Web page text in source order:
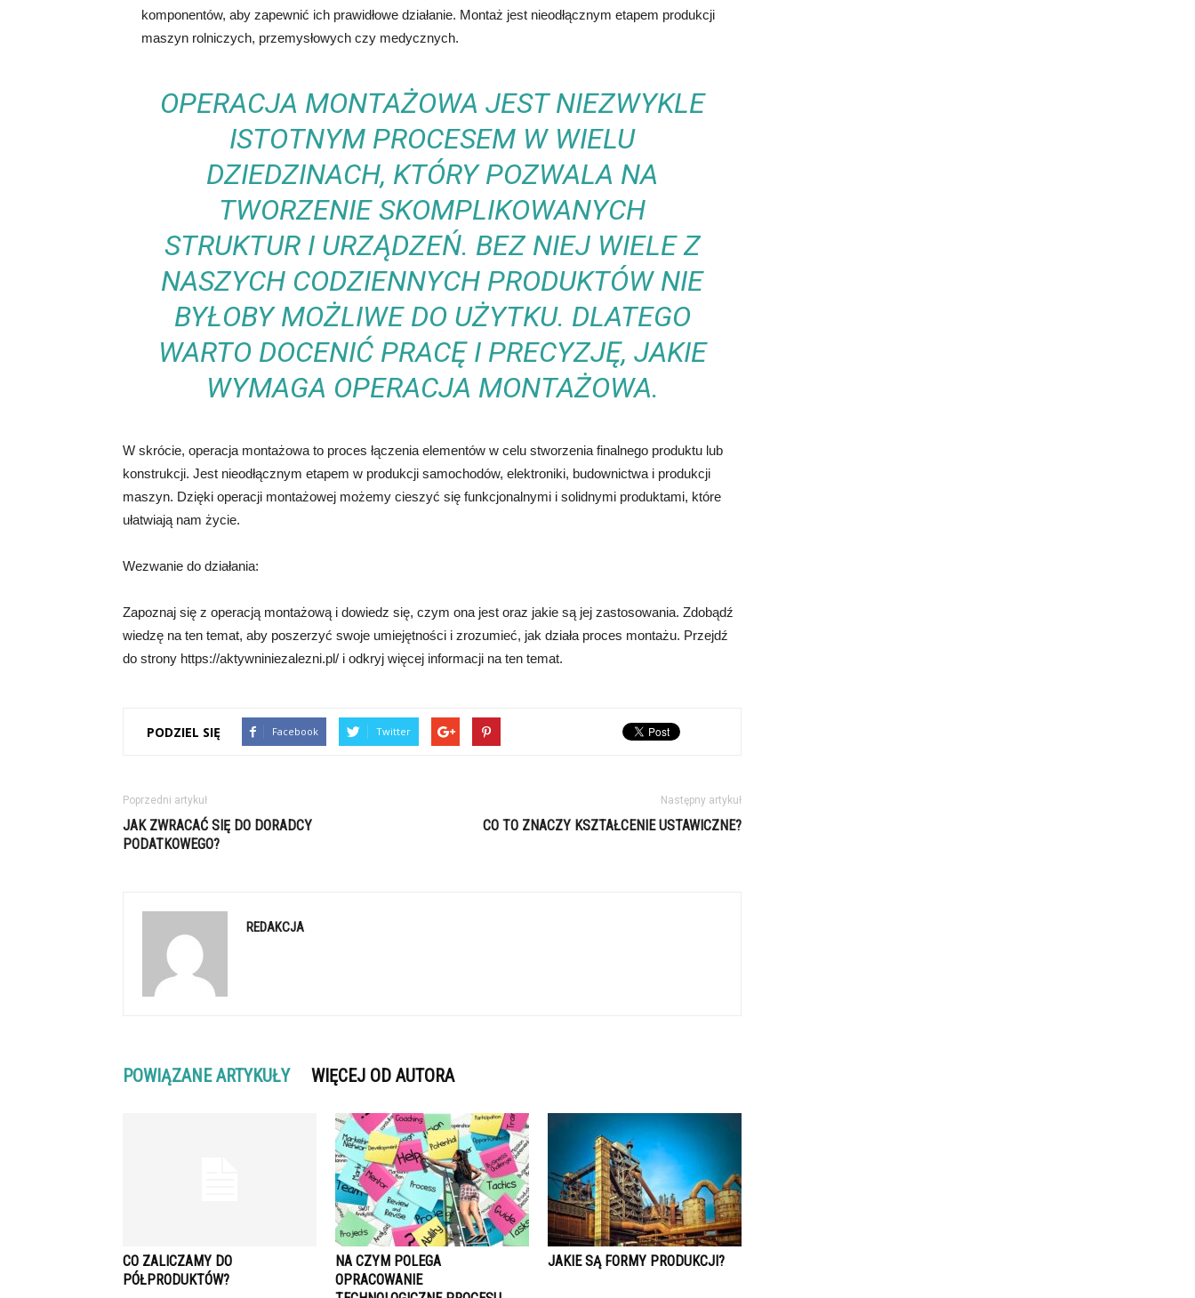
komponentów, aby zapewnić ich prawidłowe działanie. Montaż jest nieodłącznym etapem produkcji
maszyn rolniczych, przemysłowych czy medycznych.
OPERACJA MONTAŻOWA JEST NIEZWYKLE
ISTOTNYM PROCESEM W WIELU
DZIEDZINACH, KTÓRY POZWALA NA
TWORZENIE SKOMPLIKOWANYCH
STRUKTUR I URZĄDZEŃ. BEZ NIEJ WIELE Z
NASZYCH CODZIENNYCH PRODUKTÓW NIE
BYŁOBY MOŻLIWE DO UŻYTKU. DLATEGO
WARTO DOCENIĆ PRACĘ I PRECYZJĘ, JAKIE
WYMAGA OPERACJA MONTAŻOWA.
W skrócie, operacja montażowa to proces łączenia elementów w celu stworzenia finalnego produktu lub
konstrukcji. Jest nieodłącznym etapem w produkcji samochodów, elektroniki, budownictwa i produkcji
maszyn. Dzięki operacji montażowej możemy cieszyć się funkcjonalnymi i solidnymi produktami, które
ułatwiają nam życie.
Wezwanie do działania:
Zapoznaj się z operacją montażową i dowiedz się, czym ona jest oraz jakie są jej zastosowania. Zdobądź
wiedzę na ten temat, aby poszerzyć swoje umiejętności i zrozumieć, jak działa proces montażu. Przejdź
do strony https://aktywniniezalezni.pl/ i odkryj więcej informacji na ten temat.
PODZIEL SIĘ Facebook Twitter
Poprzedni artykuł
JAK ZWRACAĆ SIĘ DO DORADCY
PODATKOWEGO?
Następny artykuł
CO TO ZNACZY KSZTAŁCENIE USTAWICZNE?
REDAKCJA
POWIĄZANE ARTYKUŁY WIĘCEJ OD AUTORA
CO ZALICZAMY DO
PÓŁPRODUKTÓW?
NA CZYM POLEGA
OPRACOWANIE
JAKIE SĄ FORMY PRODUKCJI?